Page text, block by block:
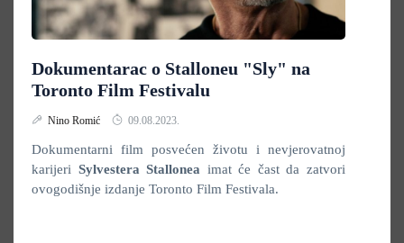
Dokumentarac o Stalloneu "Sly" na
Toronto Film Festivalu
Nino Romić 09.08.2023.
Dokumentarni film posvećen životu i nevjerovatnoj
karijeri Sylvestera Stallonea imat će čast da zatvori
ovogodišnje izdanje Toronto Film Festivala.